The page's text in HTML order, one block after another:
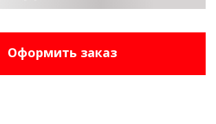
Оформить заказ